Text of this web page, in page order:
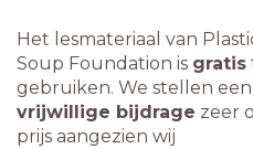
Het lesmateriaal van
Soup Foundation is gratis
gebruiken. We stellen een
vrijwillige bijdrage zeer
prijs aangezien wij